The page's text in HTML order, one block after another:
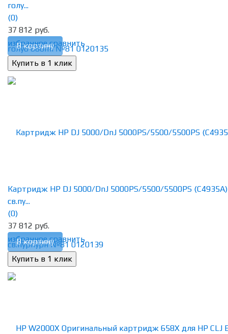
избранное сравнить
голу...
(0)
37 812 руб.
В корзину
избранное сравнить
Картридж HP DJ 5000/DnJ 5000PS/5500/5500PS (C4935A)
св.пу...
(0)
37 812 руб.
В корзину